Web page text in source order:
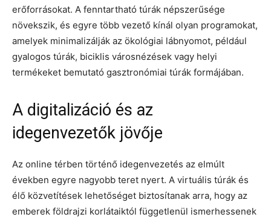
erőforrásokat. A fenntartható túrák népszerűsége
növekszik, és egyre több vezető kínál olyan programokat,
amelyek minimalizálják az ökológiai lábnyomot, például
gyalogos túrák, biciklis városnézések vagy helyi
termékeket bemutató gasztronómiai túrák formájában.
A digitalizáció és az
idegenvezetők jövője
Az online térben történő idegenvezetés az elmúlt
években egyre nagyobb teret nyert. A virtuális túrák és
élő közvetítések lehetőséget biztosítanak arra, hogy az
emberek földrajzi korlátaiktól függetlenül ismerhessenek